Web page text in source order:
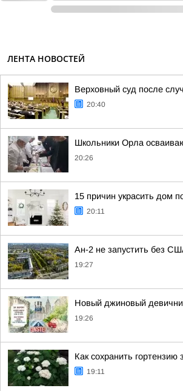
ЛЕНТА НОВОСТЕЙ
Верховный суд после
20:40
Школьники Орла
20:26
15 причин украсить дом
20:11
Ан-2 не запустить без
19:27
Новый джиновый
19:26
Как сохранить
19:11